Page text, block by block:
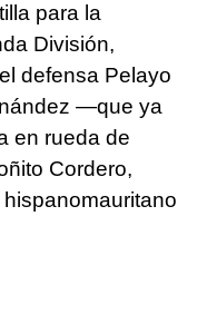
para la
División,
defensa Pelayo
—que ya
en rueda de
Cordero,